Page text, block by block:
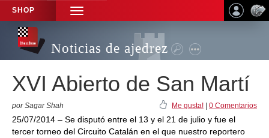
SHOP
TOGGLE
NAVIGATION
Noticias de ajedrez
XVI Abierto de San Martí
por Sagar Shah Me gusta! 0 Comentarios
25/07/2014 – Se disputó entre el 13 y el 21 de julio y fue el
tercer torneo del Circuito Catalán en el que nuestro reportero